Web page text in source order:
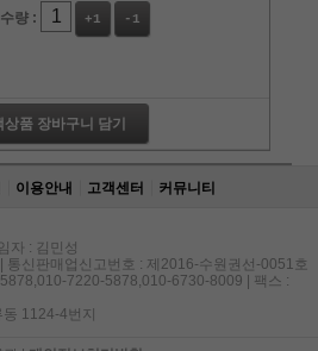
수량 :
+1 -1
상품 장바구니 담기
이용안내 고객센터 커뮤니티
자 : 김민성
신판매업신고번호 : 제2016-수원권선-0051호
7220-5878,010-6730-8009 | 팩스 :
1124-4번지